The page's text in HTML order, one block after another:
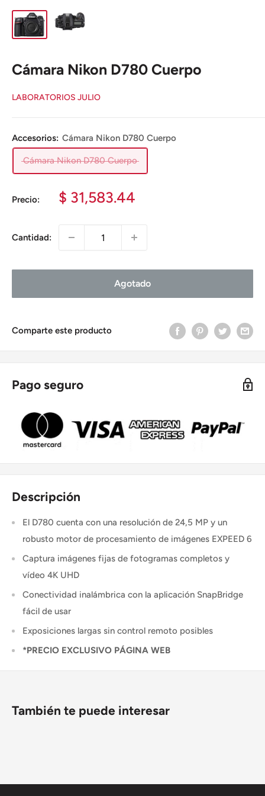
Cámara Nikon D780 Cuerpo
LABORATORIOS JULIO
Accesorios: Cámara Nikon D780 Cuerpo
Cámara Nikon D780 Cuerpo
Precio:
Precio
$ 31,583.44
Cantidad:
Agotado
Comparte este producto
Pago seguro
Descripción
El D780 cuenta con una resolución de 24,5 MP y un
robusto motor de procesamiento de imágenes EXPEED 6
Captura imágenes fijas de fotogramas completos y
vídeo 4K UHD
Conectividad inalámbrica con la aplicación SnapBridge
fácil de usar
Exposiciones largas sin control remoto posibles
*PRECIO EXCLUSIVO PÁGINA WEB
También te puede interesar